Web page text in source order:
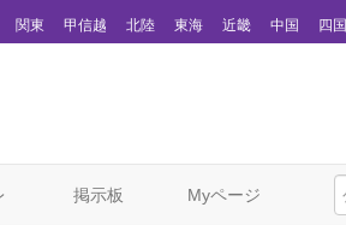
関東 甲信越 北陸 東海 近畿 中国 四国
掲示板 Myページ